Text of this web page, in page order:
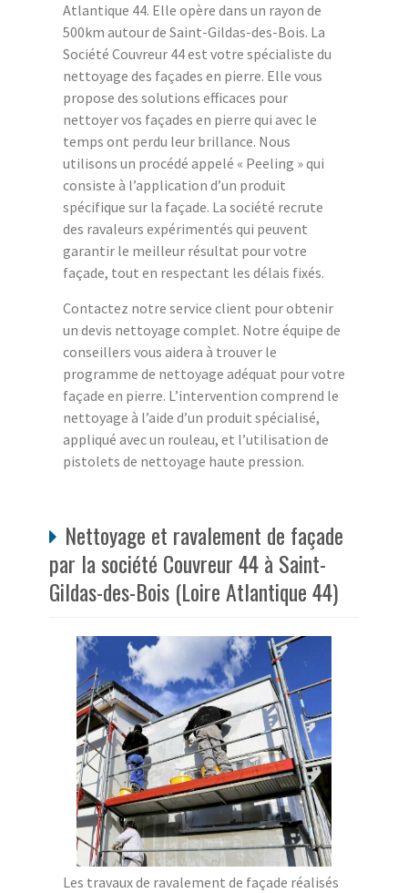
Atlantique 44. Elle opère dans un rayon de
500km autour de Saint-Gildas-des-Bois. La
Société Couvreur 44 est votre spécialiste du
nettoyage des façades en pierre. Elle vous
propose des solutions efficaces pour
nettoyer vos façades en pierre qui avec le
temps ont perdu leur brillance. Nous
utilisons un procédé appelé « Peeling » qui
consiste à l’application d’un produit
spécifique sur la façade. La société recrute
des ravaleurs expérimentés qui peuvent
garantir le meilleur résultat pour votre
façade, tout en respectant les délais fixés.
Contactez notre service client pour obtenir
un devis nettoyage complet. Notre équipe de
conseillers vous aidera à trouver le
programme de nettoyage adéquat pour votre
façade en pierre. L’intervention comprend le
nettoyage à l’aide d’un produit spécialisé,
appliqué avec un rouleau, et l’utilisation de
pistolets de nettoyage haute pression.
Nettoyage et ravalement de façade
par la société Couvreur 44 à Saint-
Gildas-des-Bois (Loire Atlantique 44)
Les travaux de ravalement de façade réalisés